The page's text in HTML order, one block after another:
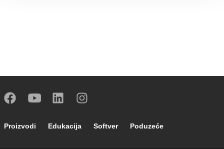
Footer main navigation
Proizvodi Edukacija Softver Poduzeće